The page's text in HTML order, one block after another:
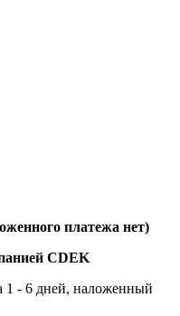
платежа нет)
CDEK
1 - 6 дней, наложенный